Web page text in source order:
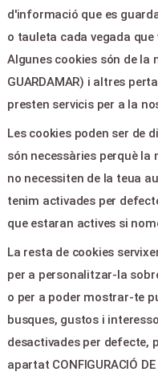
Contacte
LEGAL &
Ayuda
Aviso legal
Política de
Contactar
CONTACTE
Plaza
d'informació que es
o tauleta cada vegada
Algunes cookies són de la
GUARDAMAR) i altres
presten servicis per a la
Les cookies poden ser de
són necessàries perquè
no necessiten de la teua
tenim activades per
que estaran actives si
La resta de cookies
per a personalitzar-la
o per a poder mostrar-te
busques, gustos i
desactivades per defecte,
apartat CONFIGURACIÓ DE